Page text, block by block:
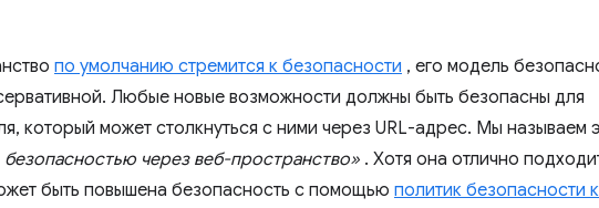
по умолчанию стремится к безопасности , его модель
Любые новые возможности должны быть безопасны для
который может столкнуться с ними через URL-адрес. Мы называем
безопасностью через веб-пространство» . Хотя она отлично
быть повышена безопасность с помощью политик безопасности